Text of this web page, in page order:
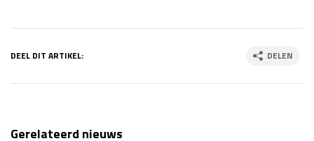
DEEL DIT ARTIKEL: DELEN
Gerelateerd nieuws